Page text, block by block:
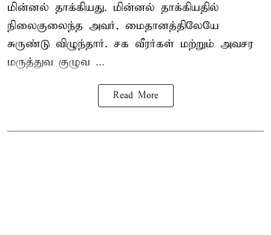
மின்னல் தாக்கியது. மின்னல் தாக்கியதில்
நிலைகுலைந்த அவர், மைதானத்திலேயே
சுருண்டு விழுந்தார். சக வீரர்கள் மற்றும் அவசர
மருத்துவ குழுவ ...
Read More